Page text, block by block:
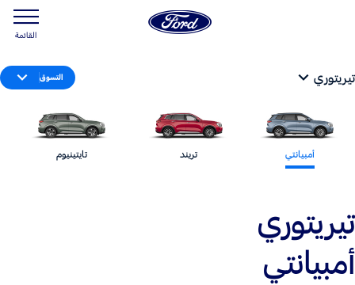
القائمة
تيريتوري التسوق
أمبيانتي تريند تايتينيوم
تيريتوري
أمبيانتي